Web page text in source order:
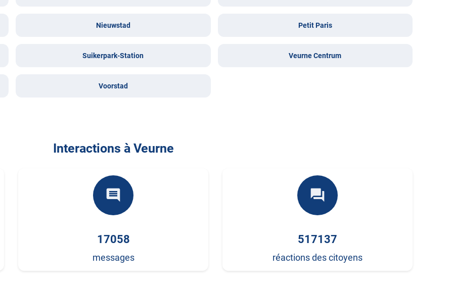
Nieuwstad Petit Paris
Suikerpark-Station Veurne Centrum
Voorstad
Interactions à Veurne
comment
17058
messages
forum
517137
réactions des citoyens